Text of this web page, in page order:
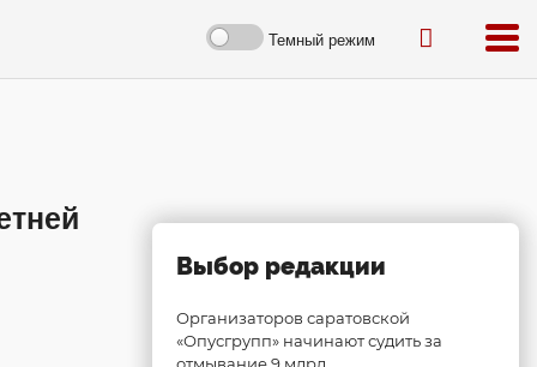
Темный режим
Выбор редакции
Организаторов саратовской
«Опусгрупп» начинают судить за